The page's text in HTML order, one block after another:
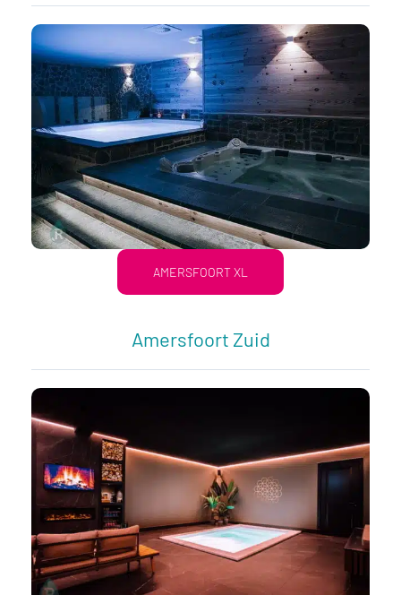
AMERSFOORT XL
Amersfoort Zuid